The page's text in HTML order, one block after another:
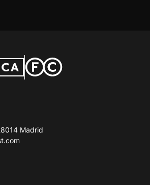
Madrid